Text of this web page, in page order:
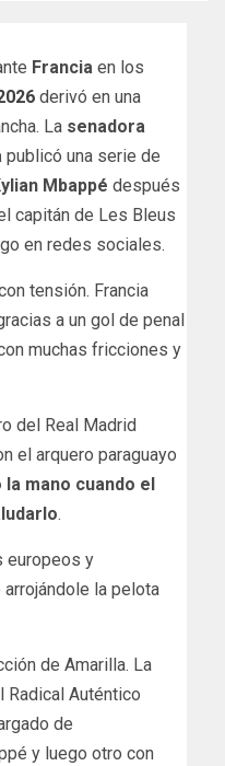
Francia en los
derivó en una
La senadora
publicó una serie de
Mbappé después
capitán de Les Bleus
en redes sociales.
tensión. Francia
a un gol de penal
muchas fricciones y
del Real Madrid
el arquero paraguayo
la mano cuando el
.
europeos y
la pelota
de Amarilla. La
Auténtico
de
y luego otro con